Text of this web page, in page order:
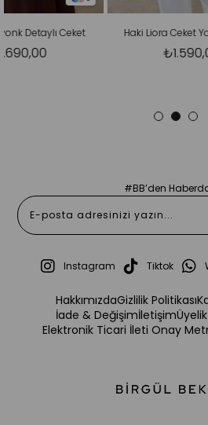
Haki Liora Ceket Yaka Gömlek
#BB’den
Instagram Tiktok
HakkımızdaGizlilik Politikası
İade & Değişimİletişim
Elektronik Ticari İleti Onay